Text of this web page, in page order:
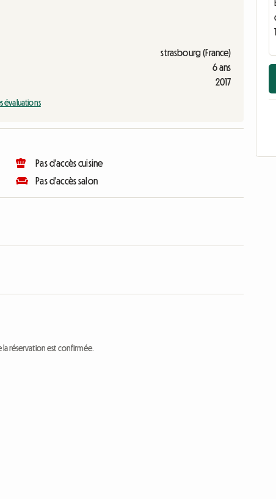
strasbourg (France)
6 ans
2017
évaluations
Pas d'accès cuisine
Pas d'accès salon
réservation est confirmée.